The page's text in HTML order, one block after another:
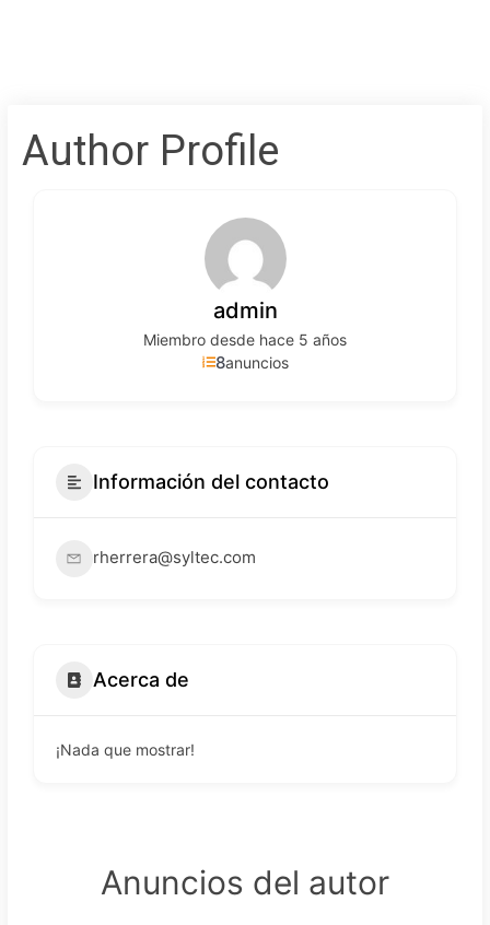
Author Profile
admin
Miembro desde hace 5 años
8anuncios
Información del contacto
rherrera@syltec.com
Acerca de
¡Nada que mostrar!
Anuncios del autor